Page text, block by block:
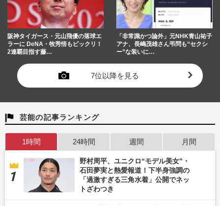
阪神タイガース・元山飛優の落球エ
ラーに DeNA・牧秀悟もビックリ！
2連覇目指す藤…
「非常識かつ論外」元NHK青山祐子
アナ、長嶋茂雄さん弔問も“セクシ
ー”な装いに…
7位以降を見る
芸能の記事ランキング
1時間 24時間 週間 月間
野村周平、ユニクロ“モデル美女”・
石田夢実と熱愛報道！下半身強調の
「過激すぎる三角水着」公開でネッ
トざわつき